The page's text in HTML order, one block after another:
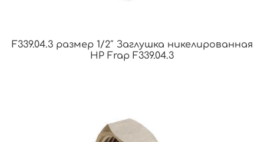
F339.04.3 размер 1/2″ Заглушка никелированная
НР Frap F339.04.3